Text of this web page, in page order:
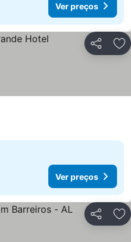
Ver preços
Partilhar
Ver preços
Partilhar